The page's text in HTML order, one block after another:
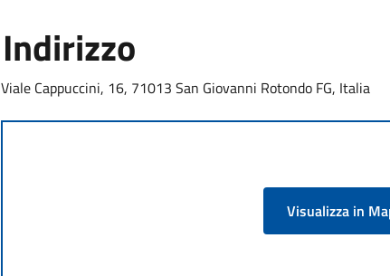
Indirizzo
Viale Cappuccini, 16, 71013 San Giovanni Rotondo FG, Italia
Visualizza in